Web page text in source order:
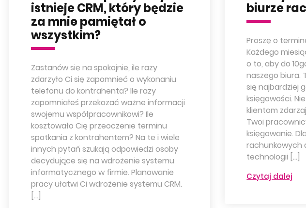
istnieje CRM, który będzie
za mnie pamiętał o
wszystkim?
Zastanów się na spokojnie, ile razy
zdarzyło Ci się zapomnieć o wykonaniu
telefonu do kontrahenta? Ile razy
zapomniałeś przekazać ważne informacji
swojemu współpracownikowi? Ile
kosztowało Cię przeoczenie terminu
spotkania z kontrahentem? Na te i wiele
innych pytań szukają odpowiedzi osoby
decydujące się na wdrożenie systemu
informatycznego w firmie. Planowanie
pracy ułatwi Ci wdrożenie systemu CRM.
[…]
biurze
Proszę o
Każdego
o to, aby do
naszego biura.
się najbardziej
księgowości.
klientom
Twoi
księgowanie.
rachunkowych
technologii […]
Czytaj dalej